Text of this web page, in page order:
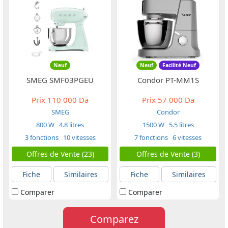
Neuf
SMEG SMF03PGEU
Prix 110 000 Da
SMEG
800 W 4.8 litres
3 fonctions 10 vitesses
Offres de Vente (23)
Fiche
Similaires
Comparer
Neuf Facilité Neuf
Condor PT-MM1S
Prix57 000 Da
Condor
1500 W 5.5 litres
7 fonctions 6 vitesses
Offres de Vente (3)
Fiche
Similaires
Comparer
Comparez